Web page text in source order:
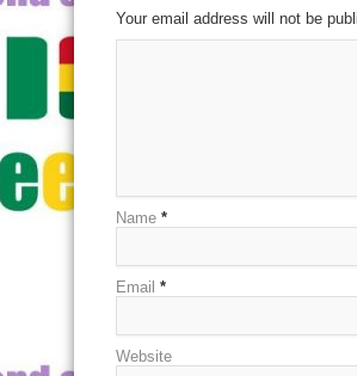
Your email address will not be
Name *
Email *
Website